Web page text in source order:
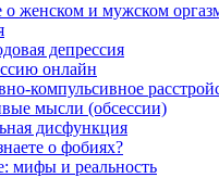
о женском и мужском
депрессия
онлайн
компульсивное
мысли (обсессии)
дисфункция
о фобиях?
мифы и реальность